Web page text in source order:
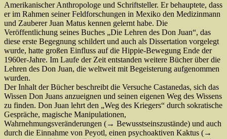
Amerikanischer Anthropologe und Schriftsteller. Er behauptete, dass
er im Rahmen seiner Feldforschungen in Mexiko den Medizinmann
und Zauberer Juan Matus kennen gelernt habe. Die
Veröffentlichung seines Buches „Die Lehren des Don Juan“, das
diese erste Begegnung schildert und auch als Dissertation vorgelegt
wurde, hatte großen Einfluss auf die Hippie-Bewegung Ende der
1960er-Jahre. Im Laufe der Zeit entstanden weitere Bücher über die
Lehren des Don Juan, die weltweit mit Begeisterung aufgenommen
wurden.
Der Inhalt der Bücher beschreibt die Versuche Castanedas, sich das
Wissen Don Juans anzueignen und seinen eigenen Weg des Wissens
zu finden. Don Juan lehrt den „Weg des Kriegers“ durch sokratische
Gespräche, magische Manipulationen,
Wahrnehmungsveränderungen (→ Bewusstseinszustände) und auch
durch die Einnahme von Peyotl, einen psychoaktiven Kaktus (→